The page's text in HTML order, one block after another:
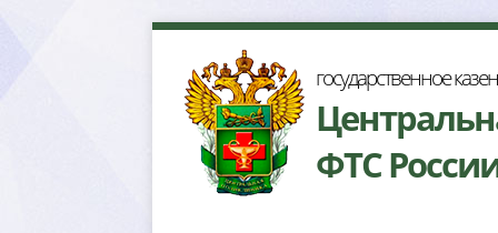
осударственное
ФТС